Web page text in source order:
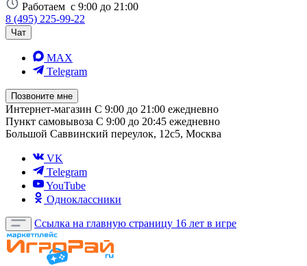
Работаем с 9:00 до 21:00
8 (495) 225-99-22
Чат
MAX
Telegram
Позвоните мне
Интернет-магазин С 9:00 до 21:00 ежедневно
Пункт самовывоза С 9:00 до 20:45 ежедневно
Большой Саввинский переулок, 12с5, Москва
VK
Telegram
YouTube
Одноклассники
Ссылка на главную страницу 16 лет в игре